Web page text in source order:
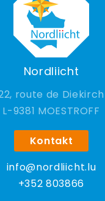
Nordliicht
route de Diekirch
9381 MOESTROFF
Kontakt
info@nordliicht.lu
+352 803866